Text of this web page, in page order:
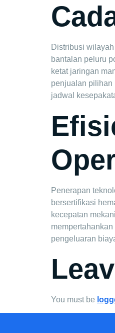
Distribusi
bantalan peluru
ketat jaringan
penjualan pilihan
jadwal
Penerapan
bersertifikasi
kecepatan
pengeluaran
You must be